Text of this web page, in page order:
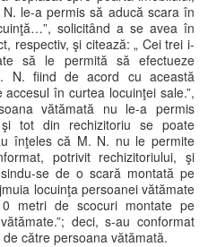
le-a permis să aducă scara în
solicitând a se avea în
respectiv, şi citează: „ Cei trei i-
să le permită să efectueze
N. fiind de acord cu această
în curtea locuinţei sale.”,
vătămată nu le-a permis
tot din rechizitoriu se poate
înţeles că M. N. nu le permite
potrivit rechizitoriului, şi
se de o scară montată pe
locuinţa persoanei vătămate
metri de scocuri montate pe
deci, s-au conformat
către persoana vătămată.